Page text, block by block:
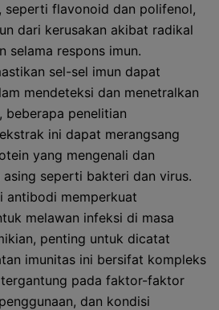
seperti flavonoid dan polifenol,
dari kerusakan akibat radikal
selama respons imun.
sel-sel imun dapat
mendeteksi dan menetralkan
beberapa penelitian
ini dapat merangsang
yang mengenali dan
seperti bakteri dan virus.
antibodi memperkuat
melawan infeksi di masa
penting untuk dicatat
imunitas ini bersifat kompleks
pada faktor-faktor
dan kondisi